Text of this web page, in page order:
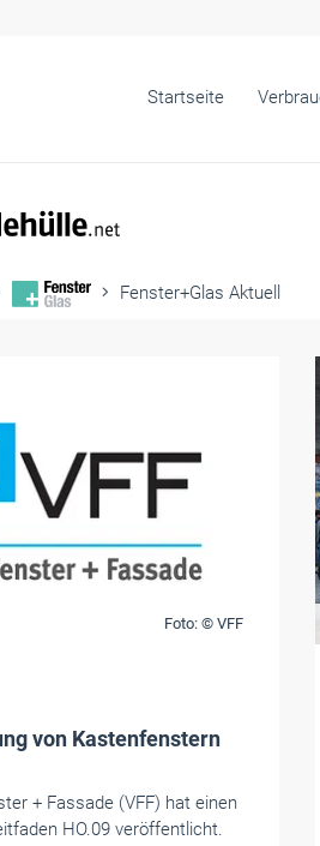
Startseite
Fenster+Glas Aktuell
Foto: © VFF
von Kastenfenstern
+ Fassade (VFF) hat einen
HO.09 veröffentlicht.